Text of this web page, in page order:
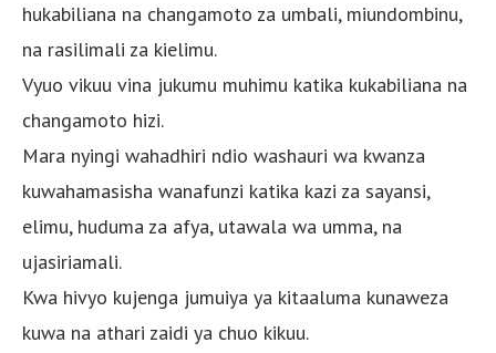
hukabiliana na changamoto za umbali, miundombinu,
na rasilimali za kielimu.
Vyuo vikuu vina jukumu muhimu katika kukabiliana na
changamoto hizi.
Mara nyingi wahadhiri ndio washauri wa kwanza
kuwahamasisha wanafunzi katika kazi za sayansi,
elimu, huduma za afya, utawala wa umma, na
ujasiriamali.
Kwa hivyo kujenga jumuiya ya kitaaluma kunaweza
kuwa na athari zaidi ya chuo kikuu.